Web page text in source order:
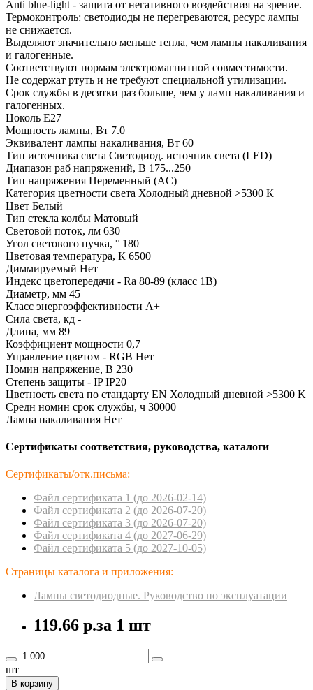
Anti blue-light - защита от негативного воздействия на зрение.
Термоконтроль: светодиоды не перегреваются, ресурс лампы
не снижается.
Выделяют значительно меньше тепла, чем лампы накаливания
и галогенные.
Соответствуют нормам электромагнитной совместимости.
Не содержат ртуть и не требуют специальной утилизации.
Срок службы в десятки раз больше, чем у ламп накаливания и
галогенных.
Цоколь E27
Мощность лампы, Вт 7.0
Эквивалент лампы накаливания, Вт 60
Тип источника света Светодиод. источник света (LED)
Диапазон раб напряжений, В 175...250
Тип напряжения Переменный (AC)
Категория цветности света Холодный дневной >5300 К
Цвет Белый
Тип стекла колбы Матовый
Световой поток, лм 630
Угол светового пучка, ° 180
Цветовая температура, К 6500
Диммируемый Нет
Индекс цветопередачи - Ra 80-89 (класс 1B)
Диаметр, мм 45
Класс энергоэффективности A+
Сила света, кд -
Длина, мм 89
Коэффициент мощности 0,7
Управление цветом - RGB Нет
Номин напряжение, В 230
Степень защиты - IP IP20
Цветность света по стандарту EN Холодный дневной >5300 K
Средн номин срок службы, ч 30000
Лампа накаливания Нет
Сертификаты соответствия, руководства, каталоги
Сертификаты/отк.письма:
Файл сертификата 1 (до 2026-02-14)
Файл сертификата 2 (до 2026-07-20)
Файл сертификата 3 (до 2026-07-20)
Файл сертификата 4 (до 2027-06-29)
Файл сертификата 5 (до 2027-10-05)
Страницы каталога и приложения:
Лампы светодиодные. Руководство по эксплуатации
119.66 р.за 1 шт
шт
В корзину